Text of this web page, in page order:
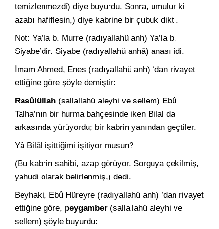
temizlenmez­di) diye buyurdu. Sonra, umulur ki
azabı hafiflesin,) diye kabrine bir çubuk dikti.
Not: Ya’la b. Murre (radıyallahü anh) Ya’la b.
Siyabe’dir. Siyabe (radıyallahü anhâ) anası idi.
İmam Ahmed, Enes (radıyallahü anh) ‘dan rivayet
ettiğine gö­re şöyle demiştir:
Rasûlüllah (sallallahü aleyhi ve sellem) Ebû
Talha’nın bir hur­ma bahçesinde iken Bilal da
arkasında yürüyordu; bir kabrin yanın­dan geçtiler.
Yâ Bilâl işittiğimi işitiyor musun?
(Bu kabrin sahibi, azap görüyor. Sorguya çekilmiş,
yahudi ola­rak belirlenmiş,) dedi.
Beyhaki, Ebû Hüreyre (radıyallahü anh) ’dan rivayet
ettiğine gö­re, peygamber (sallallahü aleyhi ve
sellem) şöyle buyurdu: